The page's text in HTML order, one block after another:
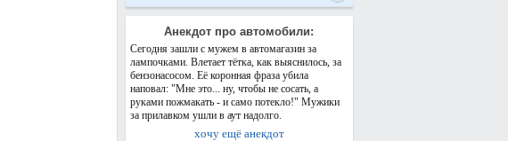
Анекдот про автомобили:
Сегодня зашли с мужем в автомагазин за
лампочками. Влетает тётка, как выяснилось, за
бензонасосом. Её коронная фраза убила
наповал: "Мне это... ну, чтобы не сосать, а
руками пожмакать - и само потекло!" Мужики
за прилавком ушли в аут надолго.
хочу ещё анекдот